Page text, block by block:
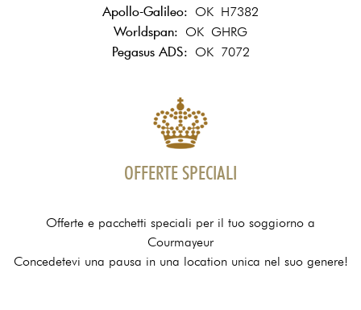
Apollo-Galileo: OK H7382
Worldspan: OK GHRG
Pegasus ADS: OK 7072
OFFERTE SPECIALI
Offerte e pacchetti speciali per il tuo soggiorno a
Courmayeur
Concedetevi una pausa in una location unica nel suo genere!